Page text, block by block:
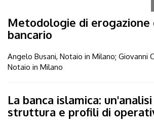
Metodologie di erogazione
bancario
Angelo Busani, Notaio in Milano; Giovanni
Notaio in Milano
La banca islamica:
struttura e profili di